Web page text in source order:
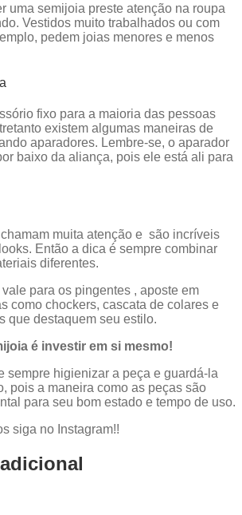
uma semijoia preste atenção na roupa
Vestidos muito trabalhados ou com
pedem joias menores e menos
fixo para a maioria das pessoas
existem algumas maneiras de
aparadores. Lembre-se, o aparador
baixo da aliança, pois ele está ali para
muita atenção e são incríveis
Então a dica é sempre combinar
diferentes.
para os pingentes , aposte em
como chockers, cascata de colares e
que destaquem seu estilo.
é investir em si mesmo!
sempre higienizar a peça e guardá-la
pois a maneira como as peças são
para seu bom estado e tempo de uso.
siga no Instagram!!